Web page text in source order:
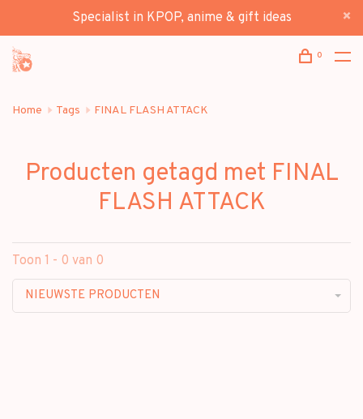
Specialist in KPOP, anime & gift ideas
0
Home Tags FINAL FLASH ATTACK
Producten getagd met FINAL
FLASH ATTACK
Toon 1 - 0 van 0
NIEUWSTE PRODUCTEN